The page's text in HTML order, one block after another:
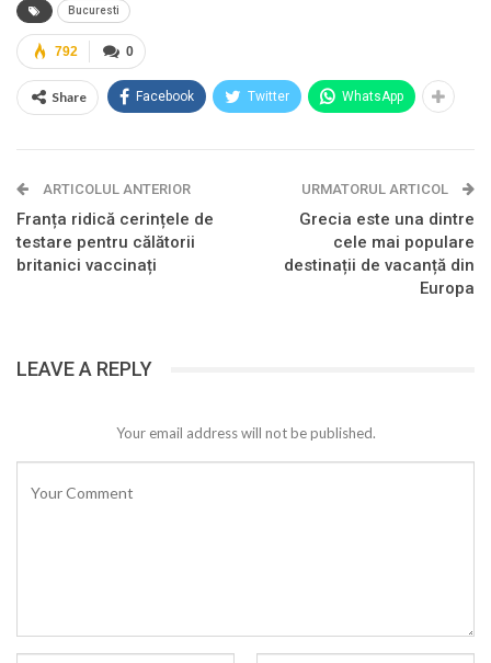
Bucuresti
0
792
Share Facebook Twitter WhatsApp
ARTICOLUL ANTERIOR
Franța ridică cerințele de
testare pentru călătorii
britanici vaccinați
URMATORUL ARTICOL
Grecia este una dintre
cele mai populare
destinații de vacanță din
Europa
LEAVE A REPLY
Your email address will not be published.